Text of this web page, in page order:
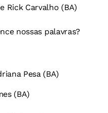
Rick Carvalho (BA)
nossas palavras?
Pesa (BA)
(BA)